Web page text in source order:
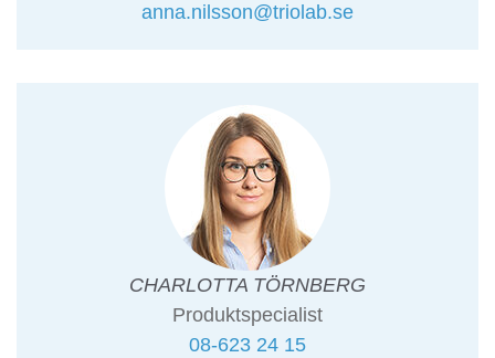
anna.nilsson@triolab.se
CHARLOTTA TÖRNBERG
Produktspecialist
08-623 24 15